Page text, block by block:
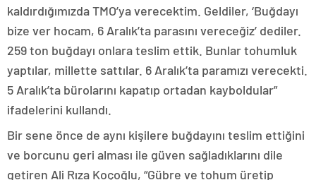
kaldırdığımızda TMO’ya verecektim. Geldiler, ‘Buğdayı
bize ver hocam, 6 Aralık’ta parasını vereceğiz’ dediler.
259 ton buğdayı onlara teslim ettik. Bunlar tohumluk
yaptılar, millette sattılar. 6 Aralık’ta paramızı verecekti.
5 Aralık’ta bürolarını kapatıp ortadan kayboldular”
ifadelerini kullandı.
Bir sene önce de aynı kişilere buğdayını teslim ettiğini
ve borcunu geri alması ile güven sağladıklarını dile
getiren Ali Rıza Koçoğlu, “Gübre ve tohum üretip